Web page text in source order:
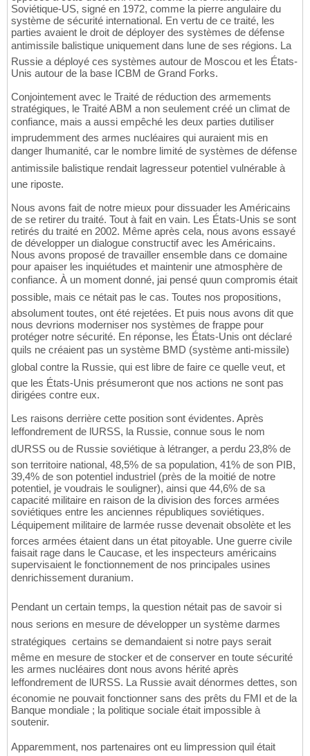
Soviétique-US, signé en 1972, comme la pierre angulaire du
système de sécurité international. En vertu de ce traité, les
parties avaient le droit de déployer des systèmes de défense
antimissile balistique uniquement dans lune de ses régions. La
Russie a déployé ces systèmes autour de Moscou et les États-
Unis autour de la base ICBM de Grand Forks.
Conjointement avec le Traité de réduction des armements
stratégiques, le Traité ABM a non seulement créé un climat de
confiance, mais a aussi empêché les deux parties dutiliser
imprudemment des armes nucléaires qui auraient mis en
danger lhumanité, car le nombre limité de systèmes de défense
antimissile balistique rendait lagresseur potentiel vulnérable à
une riposte.
Nous avons fait de notre mieux pour dissuader les Américains
de se retirer du traité. Tout à fait en vain. Les États-Unis se sont
retirés du traité en 2002. Même après cela, nous avons essayé
de développer un dialogue constructif avec les Américains.
Nous avons proposé de travailler ensemble dans ce domaine
pour apaiser les inquiétudes et maintenir une atmosphère de
confiance. À un moment donné, jai pensé quun compromis était
possible, mais ce nétait pas le cas. Toutes nos propositions,
absolument toutes, ont été rejetées. Et puis nous avons dit que
nous devrions moderniser nos systèmes de frappe pour
protéger notre sécurité. En réponse, les États-Unis ont déclaré
quils ne créaient pas un système BMD (système anti-missile)
global contre la Russie, qui est libre de faire ce quelle veut, et
que les États-Unis présumeront que nos actions ne sont pas
dirigées contre eux.
Les raisons derrière cette position sont évidentes. Après
leffondrement de lURSS, la Russie, connue sous le nom
dURSS ou de Russie soviétique à létranger, a perdu 23,8% de
son territoire national, 48,5% de sa population, 41% de son PIB,
39,4% de son potentiel industriel (près de la moitié de notre
potentiel, je voudrais le souligner), ainsi que 44,6% de sa
capacité militaire en raison de la division des forces armées
soviétiques entre les anciennes républiques soviétiques.
Léquipement militaire de larmée russe devenait obsolète et les
forces armées étaient dans un état pitoyable. Une guerre civile
faisait rage dans le Caucase, et les inspecteurs américains
supervisaient le fonctionnement de nos principales usines
denrichissement duranium.
Pendant un certain temps, la question nétait pas de savoir si
nous serions en mesure de développer un système darmes
stratégiques  certains se demandaient si notre pays serait
même en mesure de stocker et de conserver en toute sécurité
les armes nucléaires dont nous avons hérité après
leffondrement de lURSS. La Russie avait dénormes dettes, son
économie ne pouvait fonctionner sans des prêts du FMI et de la
Banque mondiale ; la politique sociale était impossible à
soutenir.
Apparemment, nos partenaires ont eu limpression quil était